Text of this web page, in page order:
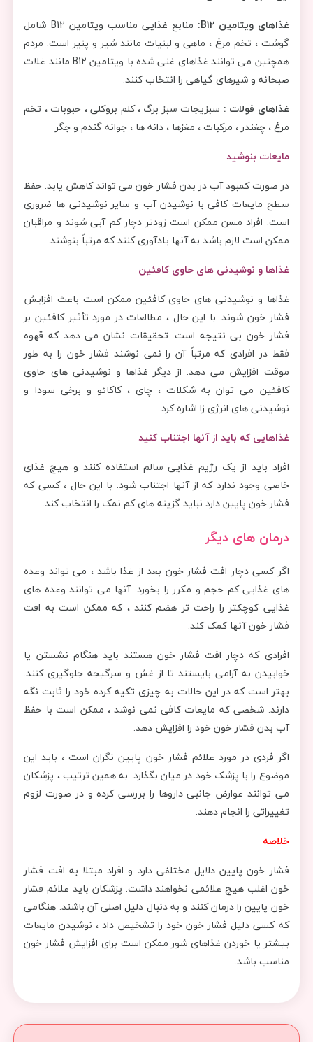
غذاهای ویتامین B12:
منابع غذایی مناسب ویتامین B12 شامل
گوشت ، تخم مرغ ، ماهی و لبنیات مانند شیر و پنیر است. مردم
همچنین می توانند غذاهای غنی شده با ویتامین B12 مانند غلات
صبحانه و شیرهای گیاهی را انتخاب کنند.
غذاهای فولات : سبزیجات سبز برگ ، کلم بروکلی ، حبوبات ، تخم
مرغ ، چغندر ، مرکبات ، مغزها ، دانه ها ، جوانه گندم و جگر
مایعات بنوشید
در صورت کمبود آب در بدن فشار خون می تواند کاهش یابد. حفظ
سطح مایعات کافی با نوشیدن آب و سایر نوشیدنی ها ضروری
است. افراد مسن ممکن است زودتر دچار کم آبی شوند و مراقبان
ممکن است لازم باشد به آنها یادآوری کنند که مرتباً بنوشند.
غذاها و نوشیدنی های حاوی کافئین
غذاها و نوشیدنی های حاوی کافئین ممکن است باعث افزایش
فشار خون شوند. با این حال ، مطالعات در مورد تأثیر کافئین بر
فشار خون بی نتیجه است. تحقیقات نشان می دهد که قهوه
فقط در افرادی که مرتباً آن را نمی نوشند فشار خون را به طور
موقت افزایش می دهد. از دیگر غذاها و نوشیدنی های حاوی
کافئین می توان به شکلات ، چای ، کاکائو و برخی سودا و
نوشیدنی های انرژی زا اشاره کرد.
غذاهایی که باید از آنها اجتناب کنید
افراد باید از یک رژیم غذایی سالم استفاده کنند و هیچ غذای
خاصی وجود ندارد که از آنها اجتناب شود. با این حال ، کسی که
فشار خون پایین دارد نباید گزینه های کم نمک را انتخاب کند.
درمان های دیگر
اگر کسی دچار افت فشار خون بعد از غذا باشد ، می تواند وعده
های غذایی کم حجم و مکرر را بخورد. آنها می توانند وعده های
غذایی کوچکتر را راحت تر هضم کنند ، که ممکن است به افت
فشار خون آنها کمک کند.
افرادی که دچار افت فشار خون هستند باید هنگام نشستن یا
خوابیدن به آرامی بایستند تا از غش و سرگیجه جلوگیری کنند.
بهتر است که در این حالات به چیزی تکیه کرده خود را ثابت نگه
دارند. شخصی که مایعات کافی نمی نوشد ، ممکن است با حفظ
آب بدن فشار خون خود را افزایش دهد.
اگر فردی در مورد علائم فشار خون پایین نگران است ، باید این
موضوع را با پزشک خود در میان بگذارد. به همین ترتیب ، پزشکان
می توانند عوارض جانبی داروها را بررسی کرده و در صورت لزوم
تغییراتی را انجام دهند.
خلاصه
فشار خون پایین دلایل مختلفی دارد و افراد مبتلا به افت فشار
خون اغلب هیچ علائمی نخواهند داشت. پزشکان باید علائم فشار
خون پایین را درمان کنند و به دنبال دلیل اصلی آن باشند. هنگامی
که کسی دلیل فشار خون خود را تشخیص داد ، نوشیدن مایعات
بیشتر یا خوردن غذاهای شور ممکن است برای افزایش فشار خون
مناسب باشد.